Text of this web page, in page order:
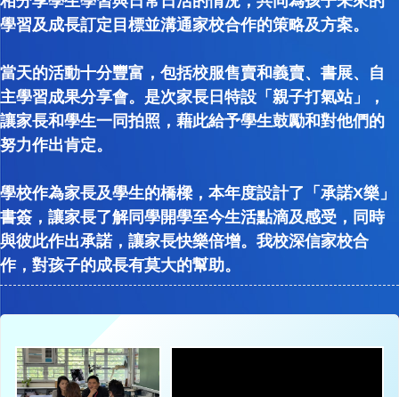
學習及成長訂定目標並溝通家校合作的策略及方案。
當天的活動十分豐富，包括校服售賣和義賣、書展、自
主學習成果分享會。是次家長日特設「親子打氣站」，
讓家長和學生一同拍照，藉此給予學生鼓勵和對他們的
努力作出肯定。
學校作為家長及學生的橋樑，本年度設計了「承諾X樂」
書簽，讓家長了解同學開學至今生活點滴及感受，同時
與彼此作出承諾，讓家長快樂倍增。我校深信家校合
作，對孩子的成長有莫大的幫助。